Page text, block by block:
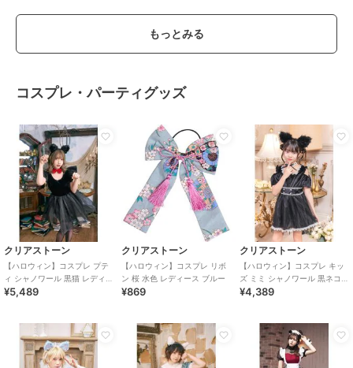
もっとみる
コスプレ・パーティグッズ
クリアストーン
【ハロウィン】コスプレ プテ
ィ シャノワール 黒猫 レディー
ス ブラック ハロウィン
¥5,489
クリアストーン
【ハロウィン】コスプレ リボ
ン 桜 水色 レディース ブルー
¥869
クリアストーン
【ハロウィン】コスプレ キッ
ズ ミミ シャノワール 黒ネコ
140cm ガールズ 女の子 ブラ
¥4,389